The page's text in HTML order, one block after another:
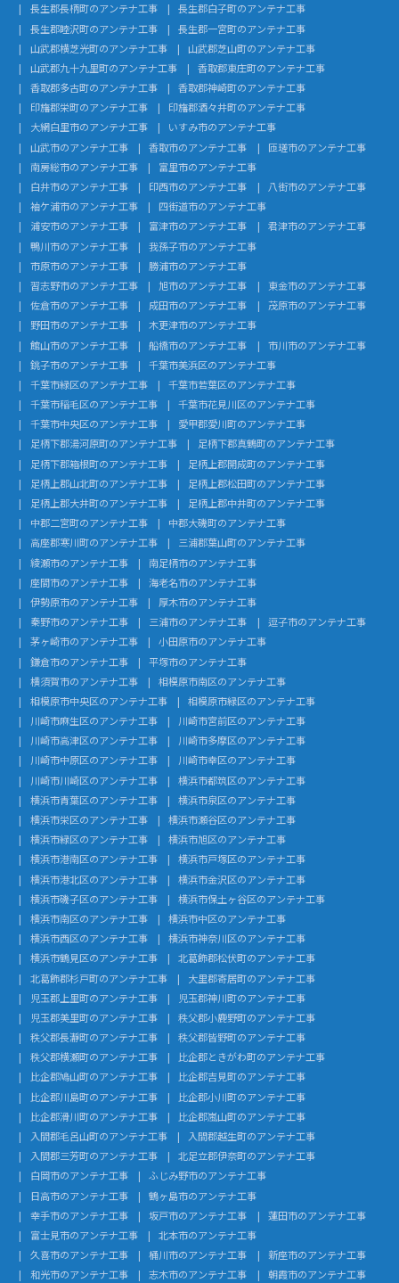
長生郡長柄町のアンテナ工事
長生郡白子町のアンテナ工事
長生郡睦沢町のアンテナ工事
長生郡一宮町のアンテナ工事
山武郡横芝光町のアンテナ工事
山武郡芝山町のアンテナ工事
山武郡九十九里町のアンテナ工事
香取郡東庄町のアンテナ工事
香取郡多古町のアンテナ工事
香取郡神崎町のアンテナ工事
印旛郡栄町のアンテナ工事
印旛郡酒々井町のアンテナ工事
大網白里市のアンテナ工事
いすみ市のアンテナ工事
山武市のアンテナ工事
香取市のアンテナ工事
匝瑳市のアンテナ工事
南房総市のアンテナ工事
富里市のアンテナ工事
白井市のアンテナ工事
印西市のアンテナ工事
八街市のアンテナ工事
袖ケ浦市のアンテナ工事
四街道市のアンテナ工事
浦安市のアンテナ工事
富津市のアンテナ工事
君津市のアンテナ工事
鴨川市のアンテナ工事
我孫子市のアンテナ工事
市原市のアンテナ工事
勝浦市のアンテナ工事
習志野市のアンテナ工事
旭市のアンテナ工事
東金市のアンテナ工事
佐倉市のアンテナ工事
成田市のアンテナ工事
茂原市のアンテナ工事
野田市のアンテナ工事
木更津市のアンテナ工事
館山市のアンテナ工事
船橋市のアンテナ工事
市川市のアンテナ工事
銚子市のアンテナ工事
千葉市美浜区のアンテナ工事
千葉市緑区のアンテナ工事
千葉市若葉区のアンテナ工事
千葉市稲毛区のアンテナ工事
千葉市花見川区のアンテナ工事
千葉市中央区のアンテナ工事
愛甲郡愛川町のアンテナ工事
足柄下郡湯河原町のアンテナ工事
足柄下郡真鶴町のアンテナ工事
足柄下郡箱根町のアンテナ工事
足柄上郡開成町のアンテナ工事
足柄上郡山北町のアンテナ工事
足柄上郡松田町のアンテナ工事
足柄上郡大井町のアンテナ工事
足柄上郡中井町のアンテナ工事
中郡二宮町のアンテナ工事
中郡大磯町のアンテナ工事
高座郡寒川町のアンテナ工事
三浦郡葉山町のアンテナ工事
綾瀬市のアンテナ工事
南足柄市のアンテナ工事
座間市のアンテナ工事
海老名市のアンテナ工事
伊勢原市のアンテナ工事
厚木市のアンテナ工事
秦野市のアンテナ工事
三浦市のアンテナ工事
逗子市のアンテナ工事
茅ヶ崎市のアンテナ工事
小田原市のアンテナ工事
鎌倉市のアンテナ工事
平塚市のアンテナ工事
横須賀市のアンテナ工事
相模原市南区のアンテナ工事
相模原市中央区のアンテナ工事
相模原市緑区のアンテナ工事
川崎市麻生区のアンテナ工事
川崎市宮前区のアンテナ工事
川崎市高津区のアンテナ工事
川崎市多摩区のアンテナ工事
川崎市中原区のアンテナ工事
川崎市幸区のアンテナ工事
川崎市川崎区のアンテナ工事
横浜市都筑区のアンテナ工事
横浜市青葉区のアンテナ工事
横浜市泉区のアンテナ工事
横浜市栄区のアンテナ工事
横浜市瀬谷区のアンテナ工事
横浜市緑区のアンテナ工事
横浜市旭区のアンテナ工事
横浜市港南区のアンテナ工事
横浜市戸塚区のアンテナ工事
横浜市港北区のアンテナ工事
横浜市金沢区のアンテナ工事
横浜市磯子区のアンテナ工事
横浜市保土ヶ谷区のアンテナ工事
横浜市南区のアンテナ工事
横浜市中区のアンテナ工事
横浜市西区のアンテナ工事
横浜市神奈川区のアンテナ工事
横浜市鶴見区のアンテナ工事
北葛飾郡松伏町のアンテナ工事
北葛飾郡杉戸町のアンテナ工事
大里郡寄居町のアンテナ工事
児玉郡上里町のアンテナ工事
児玉郡神川町のアンテナ工事
児玉郡美里町のアンテナ工事
秩父郡小鹿野町のアンテナ工事
秩父郡長瀞町のアンテナ工事
秩父郡皆野町のアンテナ工事
秩父郡横瀬町のアンテナ工事
比企郡ときがわ町のアンテナ工事
比企郡鳩山町のアンテナ工事
比企郡吉見町のアンテナ工事
比企郡川島町のアンテナ工事
比企郡小川町のアンテナ工事
比企郡滑川町のアンテナ工事
比企郡嵐山町のアンテナ工事
入間郡毛呂山町のアンテナ工事
入間郡越生町のアンテナ工事
入間郡三芳町のアンテナ工事
北足立郡伊奈町のアンテナ工事
白岡市のアンテナ工事
ふじみ野市のアンテナ工事
日高市のアンテナ工事
鶴ヶ島市のアンテナ工事
幸手市のアンテナ工事
坂戸市のアンテナ工事
蓮田市のアンテナ工事
富士見市のアンテナ工事
北本市のアンテナ工事
久喜市のアンテナ工事
桶川市のアンテナ工事
新座市のアンテナ工事
和光市のアンテナ工事
志木市のアンテナ工事
朝霞市のアンテナ工事